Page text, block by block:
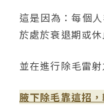
這是因為：每個
於處於衰退期或
並在進行除毛雷
腋下除毛靠這招